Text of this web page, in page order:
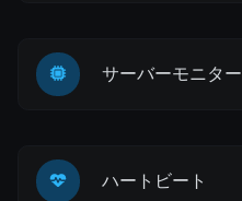
サーバーモニター
ハートビート